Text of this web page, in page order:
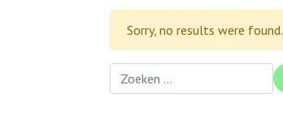
Sorry, no results were found.